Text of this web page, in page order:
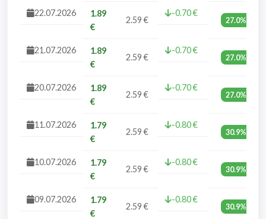
22.07.2026
1.89
€
2.59 €
-0.70 €
27.0%
21.07.2026
1.89
€
2.59 €
-0.70 €
27.0%
20.07.2026
1.89
€
2.59 €
-0.70 €
27.0%
11.07.2026
1.79
€
2.59 €
-0.80 €
30.9%
10.07.2026
1.79
€
2.59 €
-0.80 €
30.9%
09.07.2026
1.79
€
2.59 €
-0.80 €
30.9%